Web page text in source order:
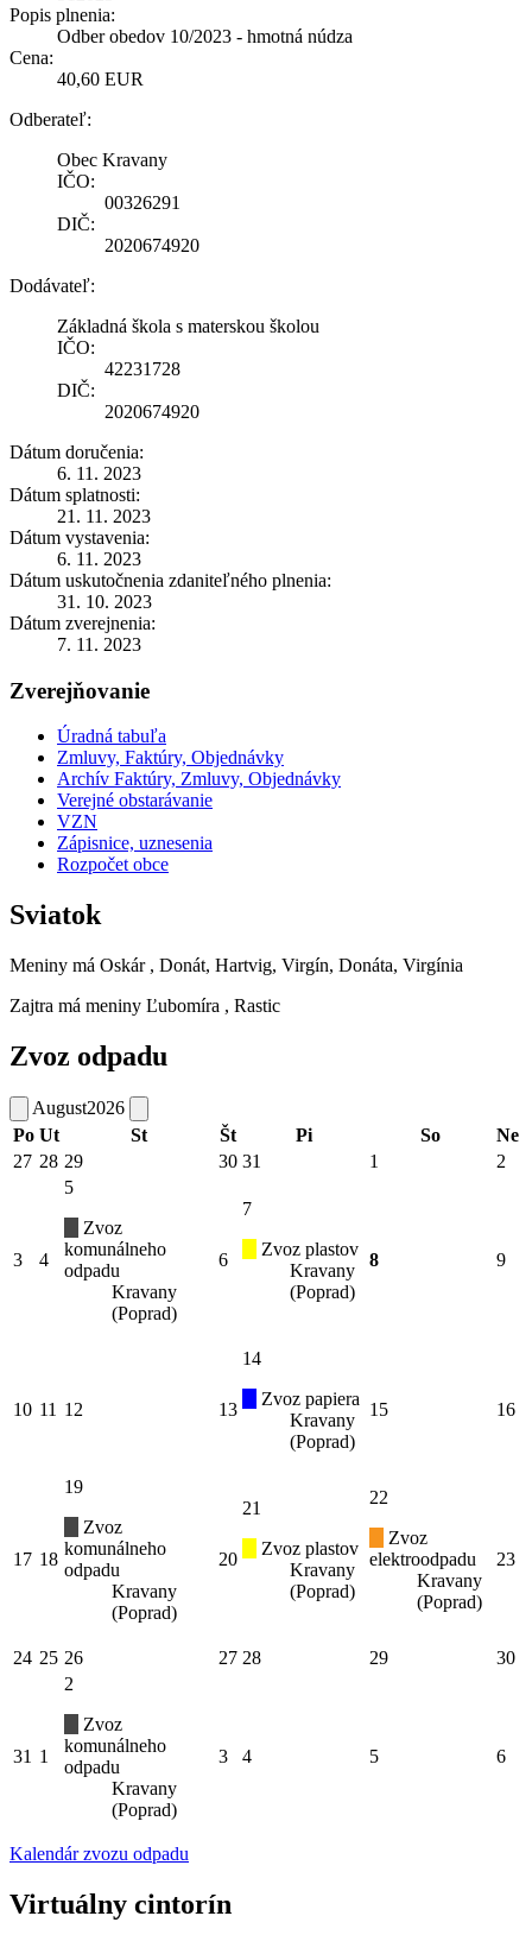
Popis plnenia:
Odber obedov 10/2023 - hmotná núdza
Cena:
40,60 EUR
Odberateľ:
Obec Kravany
IČO:
00326291
DIČ:
2020674920
Dodávateľ:
Základná škola s materskou školou
IČO:
42231728
DIČ:
2020674920
Dátum doručenia:
6. 11. 2023
Dátum splatnosti:
21. 11. 2023
Dátum vystavenia:
6. 11. 2023
Dátum uskutočnenia zdaniteľného plnenia:
31. 10. 2023
Dátum zverejnenia:
7. 11. 2023
Zverejňovanie
Úradná tabuľa
Zmluvy, Faktúry, Objednávky
Archív Faktúry, Zmluvy, Objednávky
Verejné obstarávanie
VZN
Zápisnice, uznesenia
Rozpočet obce
Sviatok
Meniny má Oskár , Donát, Hartvig, Virgín, Donáta, Virgínia
Zajtra má meniny Ľubomíra , Rastic
Zvoz odpadu
August2026
Po Ut St Št Pi So
Ne
27 28 29 30 31 1 2
3 4
5
Zvoz
komunálneho
odpadu
Kravany
(Poprad)
6
7
Zvoz plastov
Kravany
(Poprad)
8 9
10 11 12 13
14
Zvoz papiera
Kravany
(Poprad)
15 16
17 18
19
Zvoz
komunálneho
odpadu
Kravany
(Poprad)
20
21
Zvoz plastov
Kravany
(Poprad)
22
Zvoz
elektroodpadu
Kravany
(Poprad)
23
24 25 26 27 28 29 30
31 1
2
Zvoz
komunálneho
odpadu
Kravany
(Poprad)
3 4 5 6
Kalendár zvozu odpadu
Virtuálny cintorín